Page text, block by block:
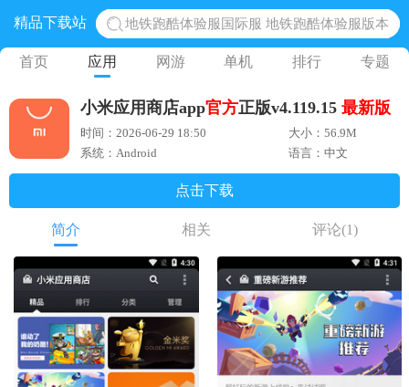
精品下载站
地铁跑酷体验服国际服 地铁跑酷体验服版本
网易光遇手游正版 点亮星空共庆周年
蛋仔派对下载 蛋仔派对体验服
奥特曼王者传奇 正版奥特曼游戏
首页 应用 网游 单机 排行 专题
小米应用商店app官方正版v4.119.15 最新版
时间：2026-06-29 18:50
大小：56.9M
系统：Android
语言：中文
点击下载
简介 相关 评论(1)